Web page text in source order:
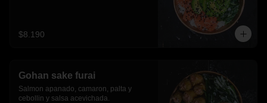
$8.190
Gohan sake furai
Salmon apanado, camaron, palta y
cebollin y salsa acevichada.